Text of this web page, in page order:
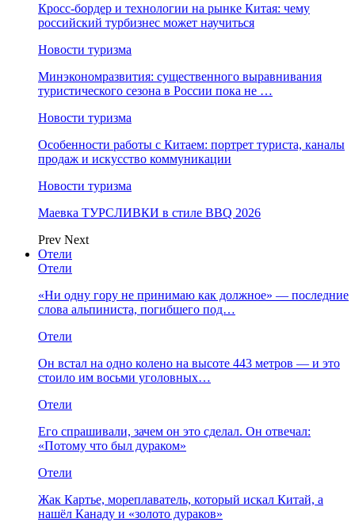
Кросс-бордер и технологии на рынке Китая: чему
российский турбизнес может научиться
Новости туризма
Минэкономразвития: существенного выравнивания
туристического сезона в России пока не …
Новости туризма
Особенности работы с Китаем: портрет туриста, каналы
продаж и искусство коммуникации
Новости туризма
Маевка ТУРСЛИВКИ в стиле BBQ 2026
Prev Next
Отели
Отели
«Ни одну гору не принимаю как должное» — последние
слова альпиниста, погибшего под…
Отели
Он встал на одно колено на высоте 443 метров — и это
стоило им восьми уголовных…
Отели
Его спрашивали, зачем он это сделал. Он отвечал:
«Потому что был дураком»
Отели
Жак Картье, мореплаватель, который искал Китай, а
нашёл Канаду и «золото дураков»